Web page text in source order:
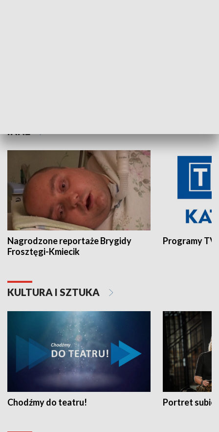
Nagrodzone reportaże Brygidy
Frosztęgi-Kmiecik
Programy
KULTURA I SZTUKA
Chodźmy do teatru! Portret